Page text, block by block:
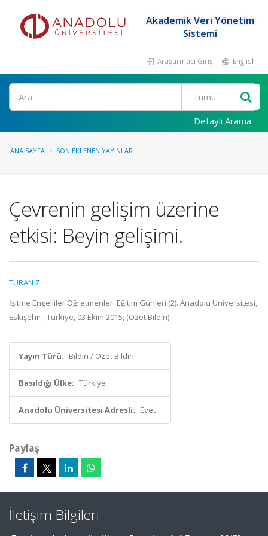
Akademik Veri Yönetim
Sistemi
Araştırmacı Girişi English
Ara
Detaylı Arama
ANA SAYFA SON EKLENEN YAYINLAR
Çevrenin gelişim üzerine
etkisi: Beyin gelişimi.
TURAN Z.
İşitme Engelliler Öğretmenleri Eğitim Günleri (2). Anadolu Üniversitesi,
Eskişehir., Türkiye, 03 Ekim 2015, (Özet Bildiri)
Yayın Türü: Bildiri / Özet Bildiri
Basıldığı Ülke: Türkiye
Anadolu Üniversitesi Adresli: Evet
Paylaş
İletişim Bilgileri